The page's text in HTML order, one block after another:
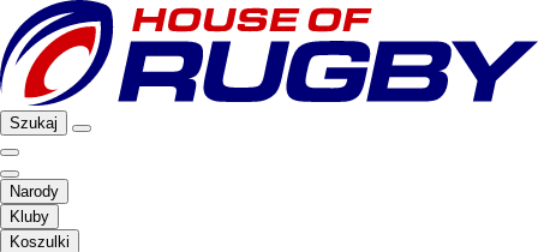
Szukaj
Narody
Kluby
Koszulki